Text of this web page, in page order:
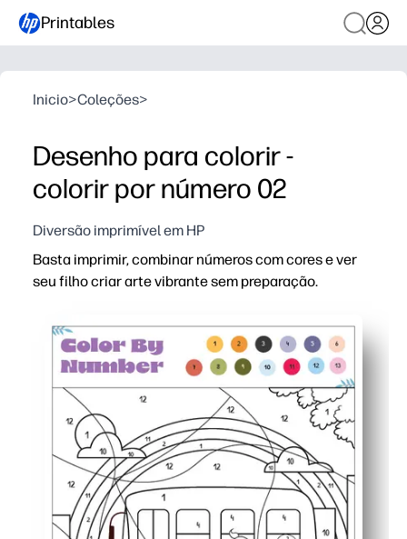
Printables
Inicio>Coleções>
Desenho para colorir -
colorir por número 02
Diversão imprimível em HP
Basta imprimir, combinar números com cores e ver
seu filho criar arte vibrante sem preparação.
Desenvolve reconhecimento de números,
O design com autoverificação promove foco e
Conveniência de impressão e transporte para casa,
Aumenta a confiança à medida que a imagem oculta